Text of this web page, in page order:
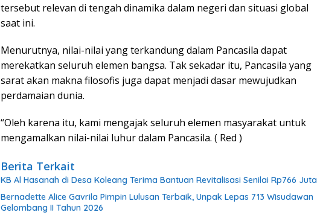
tersebut relevan di tengah dinamika dalam negeri dan situasi global
saat ini.
Menurutnya, nilai-nilai yang terkandung dalam Pancasila dapat
merekatkan seluruh elemen bangsa. Tak sekadar itu, Pancasila yang
sarat akan makna filosofis juga dapat menjadi dasar mewujudkan
perdamaian dunia.
“Oleh karena itu, kami mengajak seluruh elemen masyarakat untuk
mengamalkan nilai-nilai luhur dalam Pancasila. ( Red )
Berita Terkait
KB Al Hasanah di Desa Koleang Terima Bantuan Revitalisasi Senilai Rp766 Juta
Bernadette Alice Gavrila Pimpin Lulusan Terbaik, Unpak Lepas 713 Wisudawan
Gelombang II Tahun 2026